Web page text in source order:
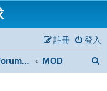
登入
註冊
phpBB2 Forum Archive MOD